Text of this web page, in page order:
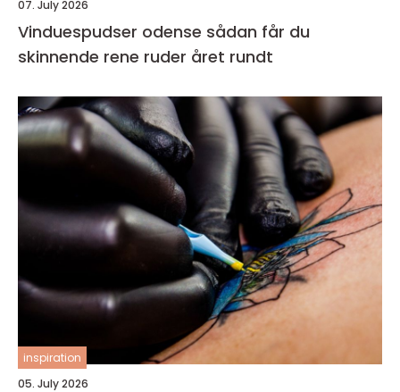
07. July 2026
Vinduespudser odense sådan får du
skinnende rene ruder året rundt
inspiration
05. July 2026